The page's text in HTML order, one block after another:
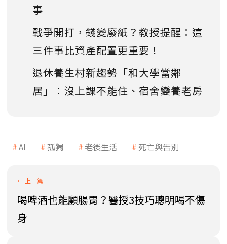
事
戰爭開打，錢變廢紙？教授提醒：這
三件事比資產配置更重要！
退休養生村新趨勢「和大學當鄰
居」：沒上課不能住、宿舍變養老房
AI 孤獨 老後生活 死亡與告別
喝啤酒也能顧腸胃？醫授3技巧聰明喝不傷
身